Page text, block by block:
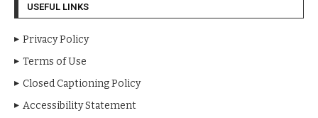
USEFUL LINKS
Privacy Policy
Terms of Use
Closed Captioning Policy
Accessibility Statement